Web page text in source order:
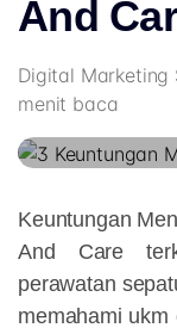
And
Digital Marketing
menit baca
Keuntungan
And Care
perawatan
memahami ukm